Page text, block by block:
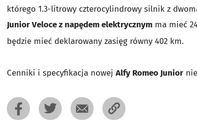
którego 1.3-litrowy czterocylindrowy silnik z
Junior Veloce z napędem elektrycznym ma mieć
będzie mieć deklarowany zasięg równy 402 km.
Cenniki i specyfikacja nowej Alfy Romeo Junior